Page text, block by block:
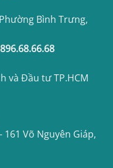
Bình Trưng,
và Đầu tư TP.HCM
161 Võ Nguyên Giáp,